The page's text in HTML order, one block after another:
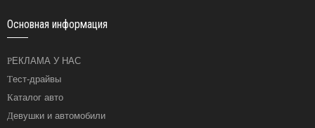
Основная информация
РЕКЛАМА У НАС
Тест-драйвы
Каталог авто
Девушки и автомобили